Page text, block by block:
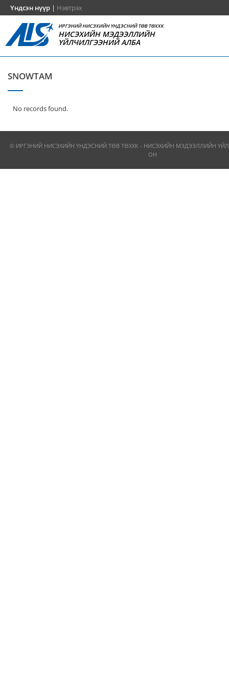
Үндсэн нүүр | Нэвтрэх
ИРГЭНИЙ НИСЭХИЙН ҮНДЭСНИЙ ТӨВ ТӨХХК
НИСЭХИЙН МЭДЭЭЛЛИЙН
ҮЙЛЧИЛГЭЭНИЙ АЛБА
SNOWTAM
No records found.
© ИРГЭНИЙ НИСЭХИЙН ҮНДЭСНИЙ ТӨВ ТӨХХК - НИСЭХИЙН МЭДЭЭЛЛИЙН
ОН